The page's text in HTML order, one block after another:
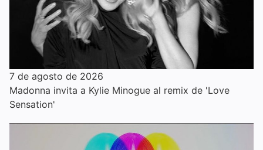
7 de agosto de 2026
Madonna invita a Kylie Minogue al remix de 'Love
Sensation'